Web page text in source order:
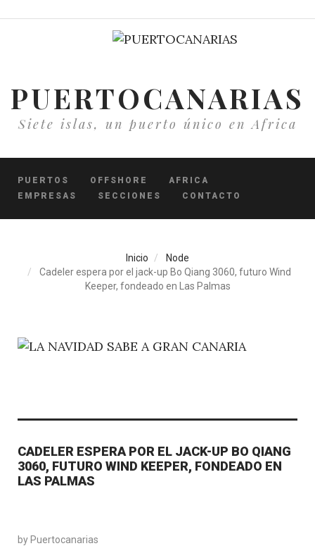
PUERTOCANARIAS
Siete islas, un puerto único en Africa
PUERTOS OFFSHORE
AFRICA
EMPRESAS
SECCIONES CONTACTO
Inicio
Node
Cadeler espera por el jack-up Bo Qiang 3060, futuro Wind
Keeper, fondeado en Las Palmas
CADELER ESPERA POR EL JACK-UP BO QIANG
3060, FUTURO WIND KEEPER, FONDEADO EN
LAS PALMAS
by Puertocanarias